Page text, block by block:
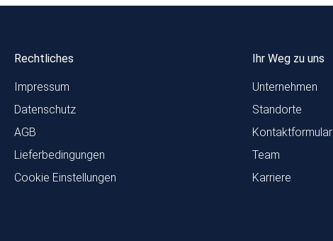
Rechtliches
Impressum
Datenschutz
AGB
Lieferbedingungen
Cookie Einstellungen
Ihr Weg zu uns
Unternehmen
Standorte
Kontaktformular
Team
Karriere